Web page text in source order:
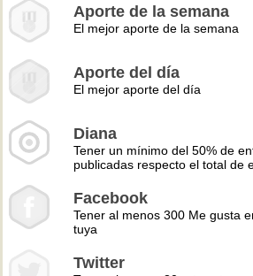
Aporte de la semana
El mejor aporte de la semana
Aporte del día
El mejor aporte del día
Diana
Tener un mínimo del 50% de
publicadas respecto el total de
Facebook
Tener al menos 300 Me gusta
tuya
Twitter